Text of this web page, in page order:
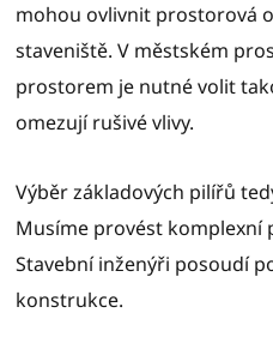
mohou ovlivnit prostorová
staveniště. V městském
prostorem je nutné volit
omezují rušivé vlivy.
Výběr základových pilířů
Musíme provést komplexní
Stavební inženýři posoudí
konstrukce.